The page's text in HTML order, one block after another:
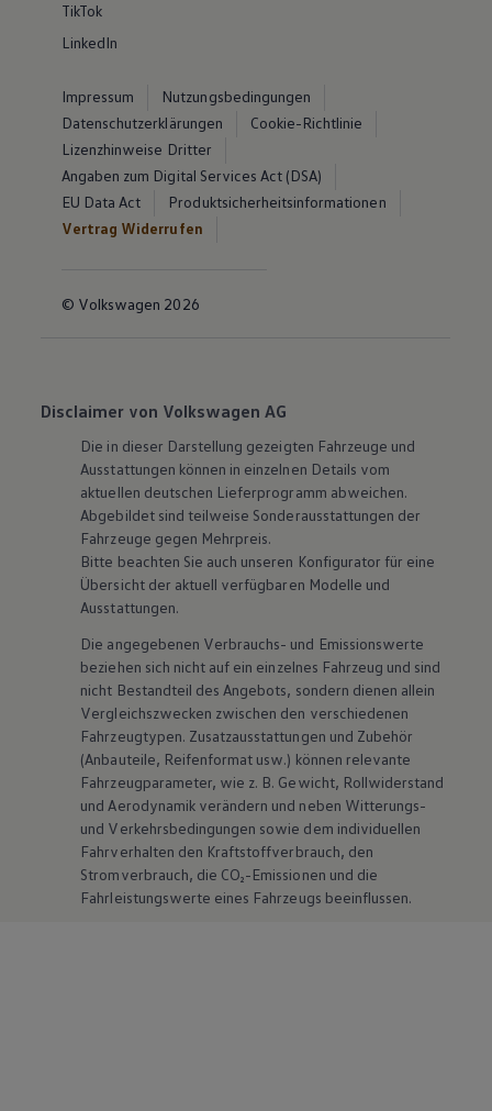
TikTok
LinkedIn
Impressum
Nutzungsbedingungen
Datenschutzerklärungen
Cookie-Richtlinie
Lizenzhinweise Dritter
Angaben zum Digital Services Act (DSA)
EU Data Act
Produktsicherheitsinformationen
Vertrag Widerrufen
© Volkswagen 2026
Disclaimer von Volkswagen AG
Die in dieser Darstellung gezeigten Fahrzeuge und
Ausstattungen können in einzelnen Details vom
aktuellen deutschen Lieferprogramm abweichen.
Abgebildet sind teilweise Sonderausstattungen der
Fahrzeuge gegen Mehrpreis.
Bitte beachten Sie auch unseren Konfigurator für eine
Übersicht der aktuell verfügbaren Modelle und
Ausstattungen.
Die angegebenen Verbrauchs- und Emissionswerte
beziehen sich nicht auf ein einzelnes Fahrzeug und sind
nicht Bestandteil des Angebots, sondern dienen allein
Vergleichszwecken zwischen den verschiedenen
Fahrzeugtypen. Zusatzausstattungen und Zubehör
(Anbauteile, Reifenformat usw.) können relevante
Fahrzeugparameter, wie z. B. Gewicht, Rollwiderstand
und Aerodynamik verändern und neben Witterungs-
und Verkehrsbedingungen sowie dem individuellen
Fahrverhalten den Kraftstoffverbrauch, den
Stromverbrauch, die CO₂-Emissionen und die
Fahrleistungswerte eines Fahrzeugs beeinflussen.